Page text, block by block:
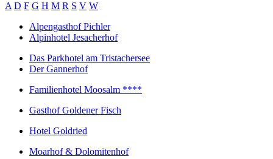
A D F G H M R S V W
Alpengasthof Pichler
Alpinhotel Jesacherhof
Das Parkhotel am Tristachersee
Der Gannerhof
Familienhotel Moosalm ****
Gasthof Goldener Fisch
Hotel Goldried
Moarhof & Dolomitenhof